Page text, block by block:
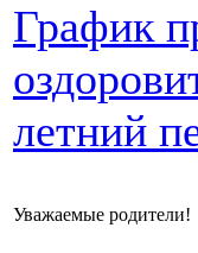
График
летний
Уважаемые родители!